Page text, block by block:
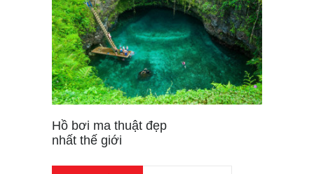
Hồ bơi ma thuật đẹp
nhất thế giới